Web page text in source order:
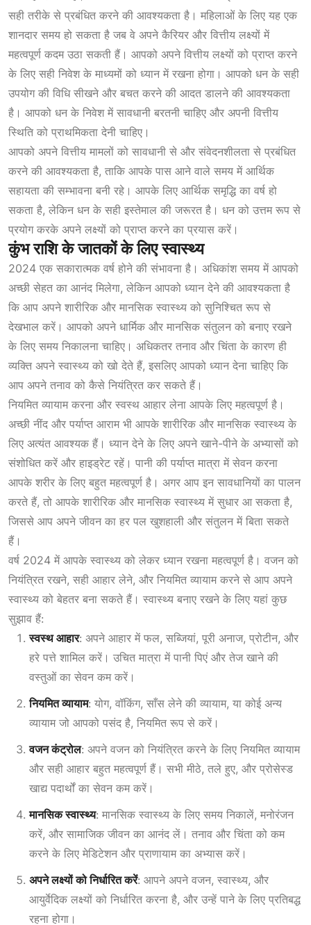
सही तरीके से प्रबंधित करने की आवश्यकता है। महिलाओं के लिए यह एक
शानदार समय हो सकता है जब वे अपने कैरियर और वित्तीय लक्ष्यों में
महत्वपूर्ण कदम उठा सकती हैं। आपको अपने वित्तीय लक्ष्यों को प्राप्त करने
के लिए सही निवेश के माध्यमों को ध्यान में रखना होगा। आपको धन के सही
उपयोग की विधि सीखने और बचत करने की आदत डालने की आवश्यकता
है। आपको धन के निवेश में सावधानी बरतनी चाहिए और अपनी वित्तीय
स्थिति को प्राथमिकता देनी चाहिए।
आपको अपने वित्तीय मामलों को सावधानी से और संवेदनशीलता से प्रबंधित
करने की आवश्यकता है, ताकि आपके पास आने वाले समय में आर्थिक
सहायता की सम्भावना बनी रहे। आपके लिए आर्थिक समृद्धि का वर्ष हो
सकता है, लेकिन धन के सही इस्तेमाल की जरूरत है। धन को उत्तम रूप से
प्रयोग करके अपने लक्ष्यों को प्राप्त करने का प्रयास करें।
कुंभ राशि के जातकों के लिए स्वास्थ्य
2024 एक सकारात्मक वर्ष होने की संभावना है। अधिकांश समय में आपको
अच्छी सेहत का आनंद मिलेगा, लेकिन आपको ध्यान देने की आवश्यकता है
कि आप अपने शारीरिक और मानसिक स्वास्थ्य को सुनिश्चित रूप से
देखभाल करें। आपको अपने धार्मिक और मानसिक संतुलन को बनाए रखने
के लिए समय निकालना चाहिए। अधिकतर तनाव और चिंता के कारण ही
व्यक्ति अपने स्वास्थ्य को खो देते हैं, इसलिए आपको ध्यान देना चाहिए कि
आप अपने तनाव को कैसे नियंत्रित कर सकते हैं।
नियमित व्यायाम करना और स्वस्थ आहार लेना आपके लिए महत्वपूर्ण है।
अच्छी नींद और पर्याप्त आराम भी आपके शारीरिक और मानसिक स्वास्थ्य के
लिए अत्यंत आवश्यक हैं। ध्यान देने के लिए अपने खाने-पीने के अभ्यासों को
संशोधित करें और हाइड्रेट रहें। पानी की पर्याप्त मात्रा में सेवन करना
आपके शरीर के लिए बहुत महत्वपूर्ण है। अगर आप इन सावधानियों का पालन
करते हैं, तो आपके शारीरिक और मानसिक स्वास्थ्य में सुधार आ सकता है,
जिससे आप अपने जीवन का हर पल खुशहाली और संतुलन में बिता सकते
हैं।
वर्ष 2024 में आपके स्वास्थ्य को लेकर ध्यान रखना महत्वपूर्ण है। वजन को
नियंत्रित रखने, सही आहार लेने, और नियमित व्यायाम करने से आप अपने
स्वास्थ्य को बेहतर बना सकते हैं। स्वास्थ्य बनाए रखने के लिए यहां कुछ
सुझाव हैं:
स्वस्थ आहार: अपने आहार में फल, सब्जियां, पूरी अनाज, प्रोटीन, और
हरे पत्ते शामिल करें। उचित मात्रा में पानी पिएं और तेज खाने की
वस्तुओं का सेवन कम करें।
नियमित व्यायाम: योग, वॉकिंग, साँस लेने की व्यायाम, या कोई अन्य
व्यायाम जो आपको पसंद है, नियमित रूप से करें।
वजन कंट्रोल: अपने वजन को नियंत्रित करने के लिए नियमित व्यायाम
और सही आहार बहुत महत्वपूर्ण हैं। सभी मीठे, तले हुए, और प्रोसेस्ड
खाद्य पदार्थों का सेवन कम करें।
मानसिक स्वास्थ्य: मानसिक स्वास्थ्य के लिए समय निकालें, मनोरंजन
करें, और सामाजिक जीवन का आनंद लें। तनाव और चिंता को कम
करने के लिए मेडिटेशन और प्राणायाम का अभ्यास करें।
अपने लक्ष्यों को निर्धारित करें: आपने अपने वजन, स्वास्थ्य, और
आयुर्वेदिक लक्ष्यों को निर्धारित करना है, और उन्हें पाने के लिए प्रतिबद्ध
रहना होगा।